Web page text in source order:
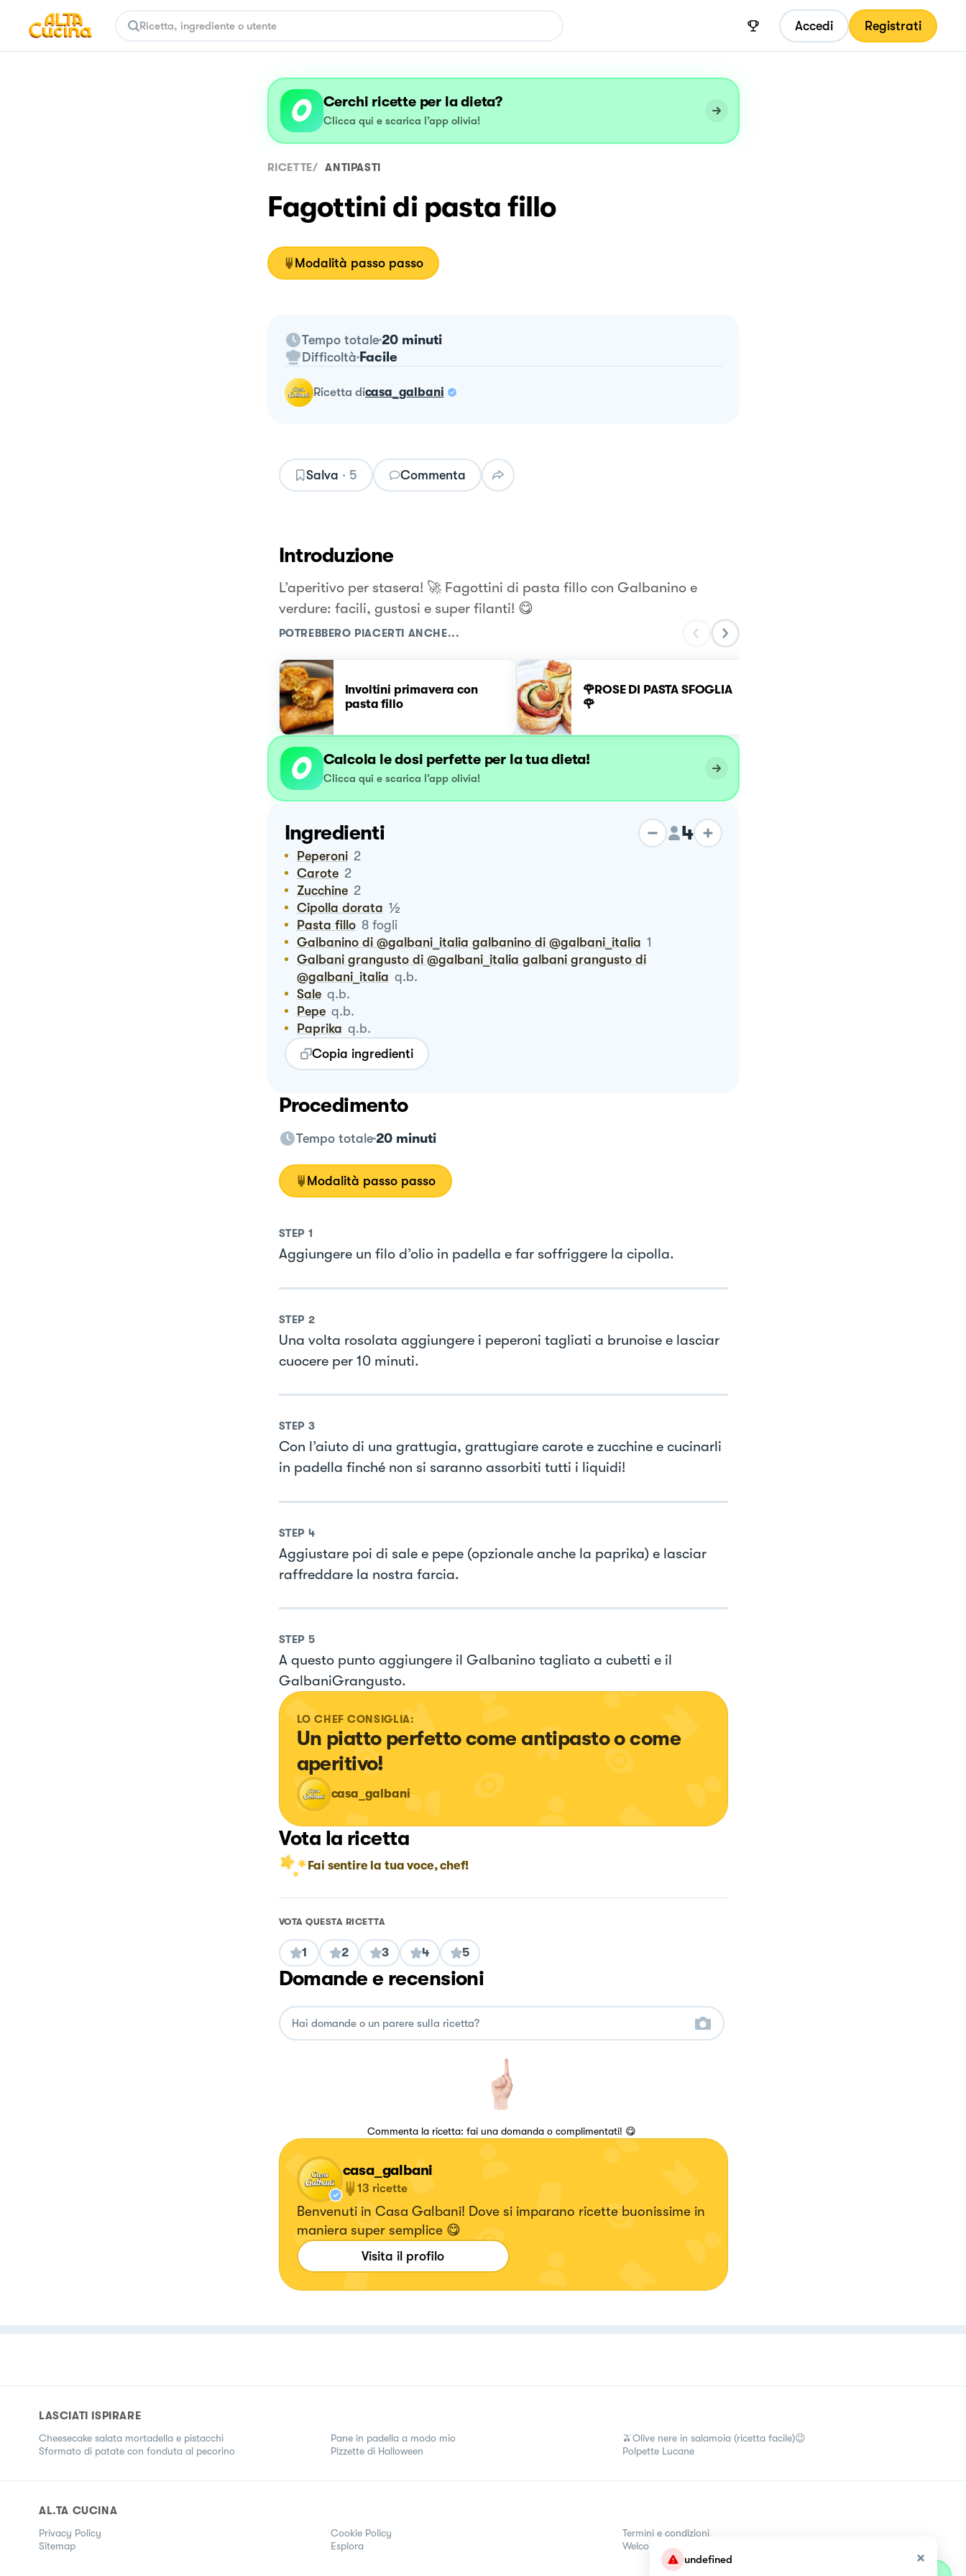
undefined
Accedi Registrati
Cerchi ricette per la dieta?
Clicca qui e scarica l’app olivia!
RICETTE/ ANTIPASTI
Fagottini di pasta fillo
Modalità passo passo
Tempo totale 20 minuti
Difficoltà Facile
ricetta dicasa_galbani
Salva · 5 Commenta
Introduzione
L’aperitivo per stasera! 🚀 Fagottini di pasta fillo con Galbanino e
verdure: facili, gustosi e super filanti! 😋
POTREBBERO PIACERTI ANCHE...
Involtini primavera con
pasta fillo
🌹ROSE DI PASTA SFOGLIA
🌹
Calcola le dosi perfette per la tua dieta!
Clicca qui e scarica l’app olivia!
Ingredienti 4
Peperoni 2
Carote 2
Zucchine 2
Cipolla dorata ½
Pasta fillo 8 fogli
Galbanino di @galbani_italia galbanino di @galbani_italia 1
Galbani grangusto di @galbani_italia galbani grangusto di
@galbani_italia q.b.
Sale q.b.
Pepe q.b.
Paprika q.b.
Copia ingredienti
Procedimento
Tempo totale 20 minuti
Modalità passo passo
STEP 1
Aggiungere un filo d’olio in padella e far soffriggere la cipolla.
STEP 2
Una volta rosolata aggiungere i peperoni tagliati a brunoise e lasciar
cuocere per 10 minuti.
STEP 3
Con l’aiuto di una grattugia, grattugiare carote e zucchine e cucinarli
in padella finché non si saranno assorbiti tutti i liquidi!
STEP 4
Aggiustare poi di sale e pepe (opzionale anche la paprika) e lasciar
raffreddare la nostra farcia.
STEP 5
A questo punto aggiungere il Galbanino tagliato a cubetti e il
GalbaniGrangusto.
LO CHEF CONSIGLIA:
Un piatto perfetto come antipasto o come
aperitivo!
casa_galbani
Vota la ricetta
Fai sentire la tua voce, chef!
VOTA QUESTA RICETTA
1 2 3 4 5
Domande e recensioni
Commenta la ricetta: fai una domanda o complimentati! 😋
casa_galbani
13 ricette
Benvenuti in Casa Galbani! Dove si imparano ricette buonissime in
maniera super semplice 😋
Visita il profilo
LASCIATI ISPIRARE
Cheesecake salata mortadella e pistacchi
Sformato di patate con fonduta al pecorino
Pane in padella a modo mio
Pizzette di Halloween
🫒Olive nere in salamoia (ricetta facile)😉
Polpette Lucane
AL.TA CUCINA
Privacy Policy Cookie Policy
Termini e condizioni
Sitemap
Esplora Welcome